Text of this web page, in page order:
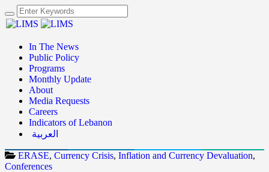
In The News
Public Policy
Programs
Monthly Update
About
Media Requests
Careers
Indicators of Lebanon
العربية
ERASE, Currency Crisis, Inflation and Currency Devaluation,
Conferences